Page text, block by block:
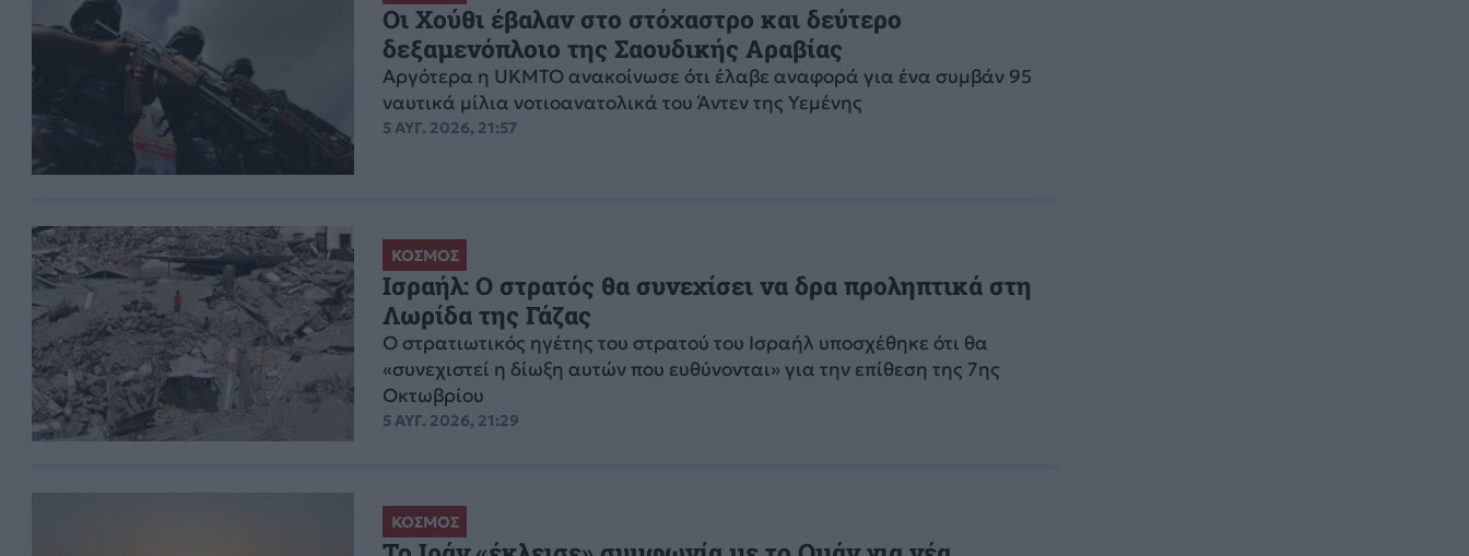
Οι Χούθι έβαλαν στο στόχαστρο και δεύτερο
δεξαμενόπλοιο της Σαουδικής Αραβίας
Aργότερα η UKMTO ανακοίνωσε ότι έλαβε αναφορά για ένα συμβάν 95
ναυτικά μίλια νοτιοανατολικά του Άντεν της Υεμένης
5 ΑΥΓ. 2026, 21:57
ΚΟΣΜΟΣ
Ισραήλ: Ο στρατός θα συνεχίσει να δρα προληπτικά στη
Λωρίδα της Γάζας
Ο στρατιωτικός ηγέτης του στρατού του Ισραήλ υποσχέθηκε ότι θα
«συνεχιστεί η δίωξη αυτών που ευθύνονται» για την επίθεση της 7ης
Οκτωβρίου
5 ΑΥΓ. 2026, 21:29
ΚΟΣΜΟΣ